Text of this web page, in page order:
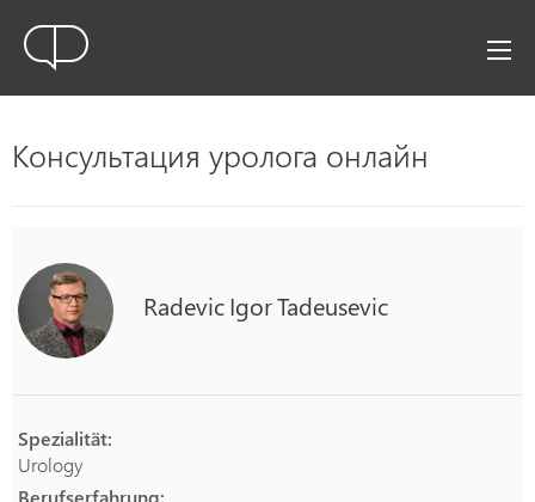
Консультация уролога онлайн
RadevicIgorTadeusevic
Spezialität:
Urology
Berufserfahrung: